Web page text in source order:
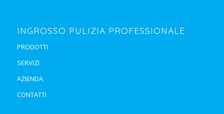
INGROSSO PULIZIA PROFESSIONALE
PRODOTTI
SERVIZI
AZIENDA
CONTATTI